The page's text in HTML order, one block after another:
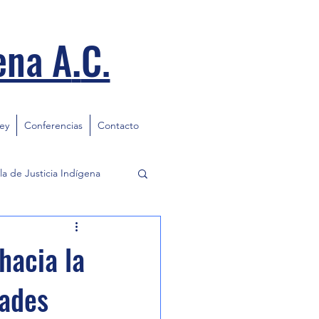
A.C.
Conferencias Contacto
de Justicia Indígena
la